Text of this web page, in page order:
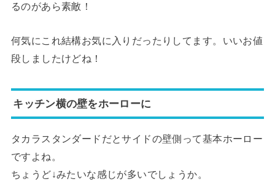
るのがあら素敵！
何気にこれ結構お気に入りだったりしてます。いいお値
段しましたけどね！
キッチン横の壁をホーローに
タカラスタンダードだとサイドの壁側って基本ホーロー
ですよね。
ちょうど↓みたいな感じが多いでしょうか。